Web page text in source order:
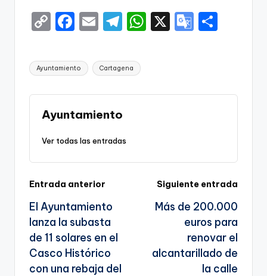
C
p
y
Li
n
k
F
c
e
b
o
o
E
ai
l
T
e
gr
a
W
A
X
G
e
a
te
Etiquetas:
Ayuntamiento Cartagena
Ayuntamiento
Ver todas las entradas
Navegación
de
entradas
Entrada anterior
El Ayuntamiento
lanza la subasta
de 11 solares en el
Casco Histórico
con una rebaja del
Siguiente entrada
Más de 200.000
euros para
renovar el
alcantarillado de
la calle